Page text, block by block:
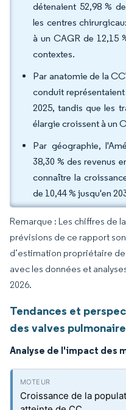
détenaient 52,98 %
les centres
à un CAGR de 12,15
contextes.
Par anatomie de la
conduit
2025, tandis que les
élargie croissent à un
Par géographie,
38,30 % des revenus
connaître la
de 10,44 % jusqu'en
Remarque : Les chiffres de
prévisions de ce rapport
d’estimation propriétaire
avec les données et
2026.
Tendances et
des valves
Analyse de l'impact des
Croissance de la